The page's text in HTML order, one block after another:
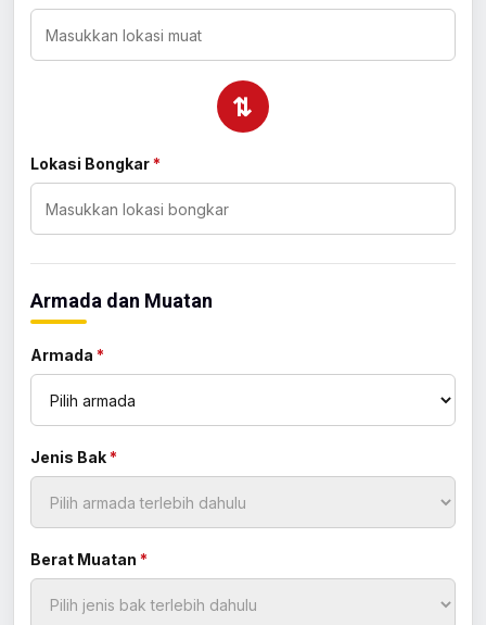
⇄
Lokasi Bongkar*
Armada dan Muatan
Armada *
Jenis Bak*
Berat Muatan *